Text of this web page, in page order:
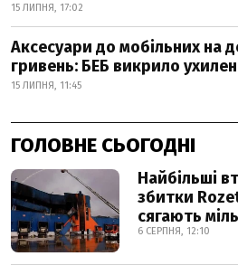
15 ЛИПНЯ, 17:02
Аксесуари до мобільних на
гривень: БЕБ викрило
15 ЛИПНЯ, 11:45
ГОЛОВНЕ СЬОГОДНІ
Найбільші
збитки
сягають
6 СЕРПНЯ, 12:10